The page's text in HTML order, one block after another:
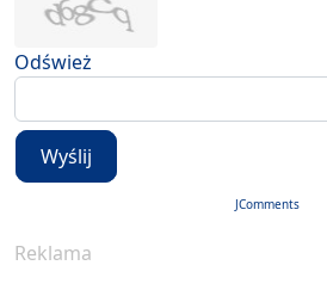
Odśwież
Wyślij
JComments
Reklama